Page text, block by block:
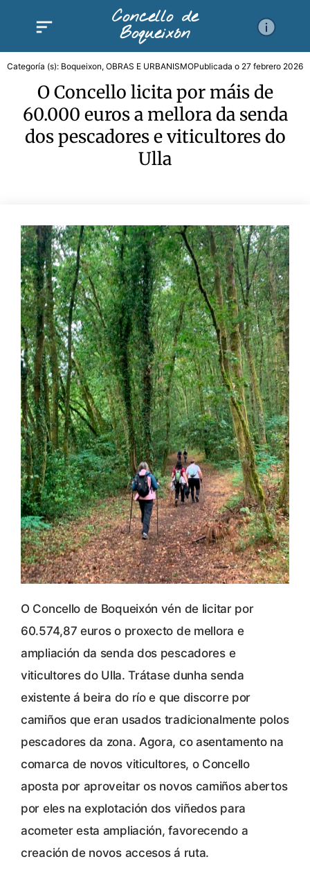
Concello de
Boqueixón
Categoría (s): Boqueixon, OBRAS E URBANISMOPublicada o 27 febrero 2026
O Concello licita por máis de
60.000 euros a mellora da senda
dos pescadores e viticultores do
Ulla
O Concello de Boqueixón vén de licitar por
60.574,87 euros o proxecto de mellora e
ampliación da senda dos pescadores e
viticultores do Ulla. Trátase dunha senda
existente á beira do río e que discorre por
camiños que eran usados tradicionalmente polos
pescadores da zona. Agora, co asentamento na
comarca de novos viticultores, o Concello
aposta por aproveitar os novos camiños abertos
por eles na explotación dos viñedos para
acometer esta ampliación, favorecendo a
creación de novos accesos á ruta.